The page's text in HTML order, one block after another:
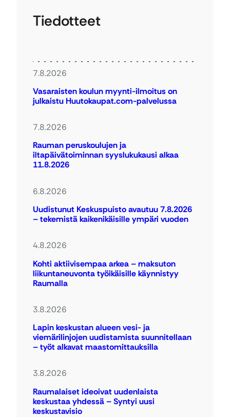
Tiedotteet
7.8.2026
Vasaraisten koulun myynti-ilmoitus on
julkaistu Huutokaupat.com-palvelussa
7.8.2026
Rauman peruskoulujen ja
iltapäivätoiminnan syyslukukausi alkaa
11.8.2026
6.8.2026
Uudistunut Keskuspuisto avautuu 7.8.2026
– tekemistä kaikenikäisille ympäri vuoden
4.8.2026
Kohti aktiivisempaa arkea – maksuton
liikuntaneuvonta työikäisille käynnistyy
Raumalla
3.8.2026
Lapin keskustan alueen vesi- ja
viemärilinjojen uudistamista suunnitellaan
– työt alkavat maastomittauksilla
3.8.2026
Raumalaiset ideoivat uudenlaista
keskustaa yhdessä – Syntyi uusi
keskustavisio